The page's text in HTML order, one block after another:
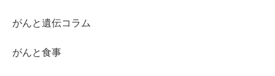
がんと遺伝コラム
がんと食事